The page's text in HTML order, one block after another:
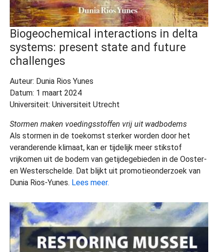
Biogeochemical interactions in delta
systems: present state and future
challenges
Auteur: Dunia Rios Yunes
Datum: 1 maart 2024
Universiteit: Universiteit Utrecht
Stormen maken voedingsstoffen vrij uit wadbodems
Als stormen in de toekomst sterker worden door het
veranderende klimaat, kan er tijdelijk meer stikstof
vrijkomen uit de bodem van getijdegebieden in de Ooster-
en Westerschelde. Dat blijkt uit promotieonderzoek van
Dunia Rios-Yunes. Lees meer.